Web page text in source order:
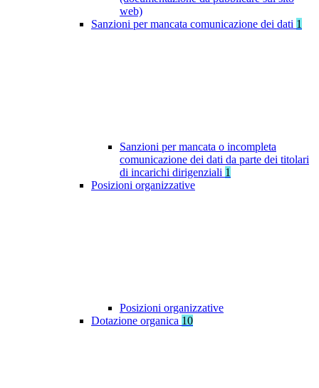
web)
Sanzioni per mancata comunicazione dei dati 1
Sanzioni per mancata o incompleta
comunicazione dei dati da parte dei titolari
di incarichi dirigenziali 1
Posizioni organizzative
Posizioni organizzative
Dotazione organica 10